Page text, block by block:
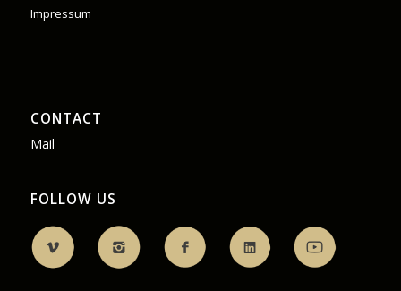
Impressum
CONTACT
Mail
FOLLOW US